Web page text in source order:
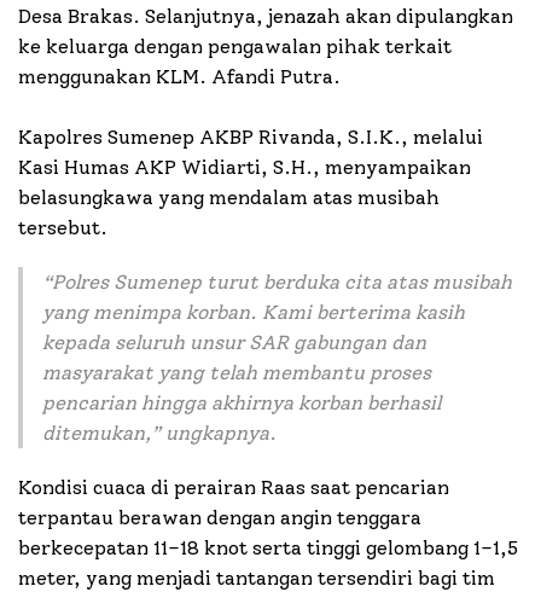
Desa Brakas. Selanjutnya, jenazah akan dipulangkan
ke keluarga dengan pengawalan pihak terkait
menggunakan KLM. Afandi Putra.
Kapolres Sumenep AKBP Rivanda, S.I.K., melalui
Kasi Humas AKP Widiarti, S.H., menyampaikan
belasungkawa yang mendalam atas musibah
tersebut.
“Polres Sumenep turut berduka cita atas musibah
yang menimpa korban. Kami berterima kasih
kepada seluruh unsur SAR gabungan dan
masyarakat yang telah membantu proses
pencarian hingga akhirnya korban berhasil
ditemukan,” ungkapnya.
Kondisi cuaca di perairan Raas saat pencarian
terpantau berawan dengan angin tenggara
berkecepatan 11–18 knot serta tinggi gelombang 1–1,5
meter, yang menjadi tantangan tersendiri bagi tim